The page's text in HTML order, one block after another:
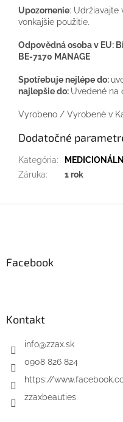
Upozornenie: Udržiavajte
vonkajšie použitie.
Odpovědná osoba v EU:
BE-7170 MANAGE
Spotřebuje nejlépe do:
najlepšie do: Uvedené na
Vyrobeno / Vyrobené v
Dodatočné
Kategória:
Záruka: 1 rok
Facebook
Kontakt
info@zzax.sk
0908 826 824
https://
zzaxbeauties